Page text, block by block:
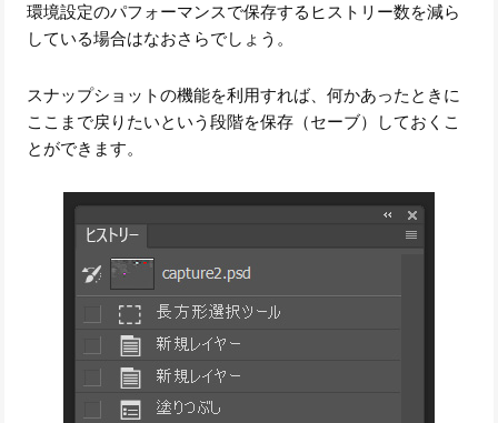
環境設定のパフォーマンスで保存するヒストリー数を減ら
している場合はなおさらでしょう。
スナップショットの機能を利用すれば、何かあったときに
ここまで戻りたいという段階を保存（セーブ）しておくこ
とができます。